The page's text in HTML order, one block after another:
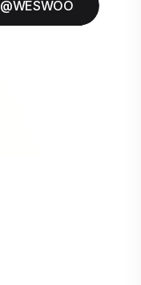
@WESWOO